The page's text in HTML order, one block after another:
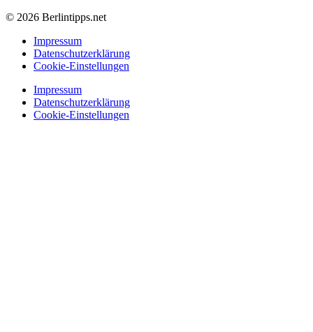
© 2026 Berlintipps.net
Impressum
Datenschutzerklärung
Cookie-Einstellungen
Impressum
Datenschutzerklärung
Cookie-Einstellungen